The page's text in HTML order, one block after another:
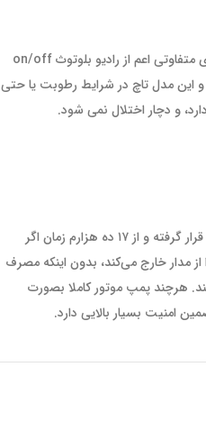
این سیستم دارای ورودی و خروجی های متفاوتی اعم از رادیو بلوتوث on/off
این مدل تاچ در شرایط رطوبت یا حتی
و دچار اختلال نمی شود.
فیوز محافظ جان در سر راه اصلی موتور قرار گرفته و از ۱۷ ده هزارم زمان اگر
مدار خارج می‌کند، بدون اینکه مصرف
هرچند پمپ موتور کاملا بصورت
امنیت بسیار بالایی دارد.